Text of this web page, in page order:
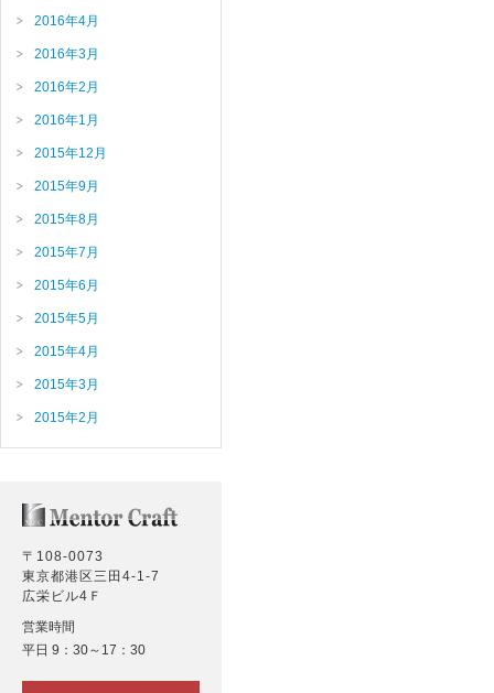
2016年4月
2016年3月
2016年2月
2016年1月
2015年12月
2015年9月
2015年8月
2015年7月
2015年6月
2015年5月
2015年4月
2015年3月
2015年2月
〒108-0073
東京都港区三田4-1-7
広栄ビル4Ｆ
営業時間
平日 9：30～17：30